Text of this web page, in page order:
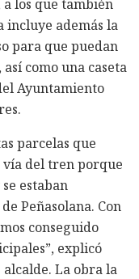
los que también
incluye además la
para que puedan
como una caseta
Ayuntamiento
parcelas que
vía del tren porque
estaban
Peñasolana. Con
conseguido
explicó
La obra la